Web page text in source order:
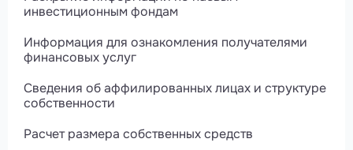
инвестиционным фондам
Информация для ознакомления получателями
финансовых услуг
Сведения об аффилированных лицах и структуре
собственности
Расчет размера собственных средств